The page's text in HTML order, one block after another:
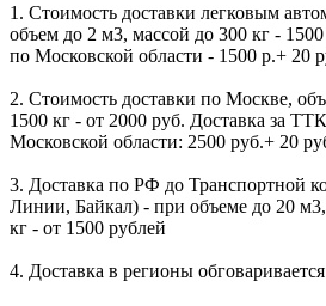
1. Стоимость доставки легковым
объем до 2 м3, массой до 300 кг -
по Московской области - 1500 р.+ 20
2. Стоимость доставки по Москве,
1500 кг - от 2000 руб. Доставка за
Московской области: 2500 руб.+ 20
3. Доставка по РФ до Транспортной
Линии, Байкал) - при объеме до 20
кг - от 1500 рублей
4. Доставка в регионы